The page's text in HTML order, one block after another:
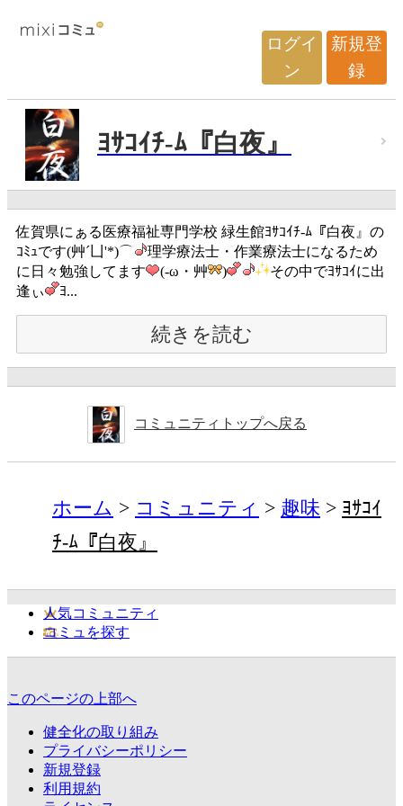
ログイ
ン
新規登
録
ﾖｻｺｲﾁ-ﾑ『白夜』
佐賀県にぁる医療福祉専門学校 緑生館ﾖｻｺｲﾁ-ﾑ『白夜』の
ｺﾐｭです(艸´凵'*)⌒
理学療法士・作業療法士になるため
に日々勉強してます
(-ω・艸 )
その中でﾖｻｺｲに出
逢ぃ
ﾖ...
続きを読む
コミュニティトップへ戻る
ホーム コミュニティ 趣味
ﾖｻｺｲ
ﾁ-ﾑ『白夜』
人気コミュニティ
コミュを探す
このページの上部へ
健全化の取り組み
プライバシーポリシー
新規登録
利用規約